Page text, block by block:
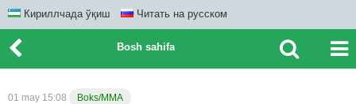
Кириллчада ўқиш Читать на русском
Bosh sahifa
01 may 15:08 Boks/MMA